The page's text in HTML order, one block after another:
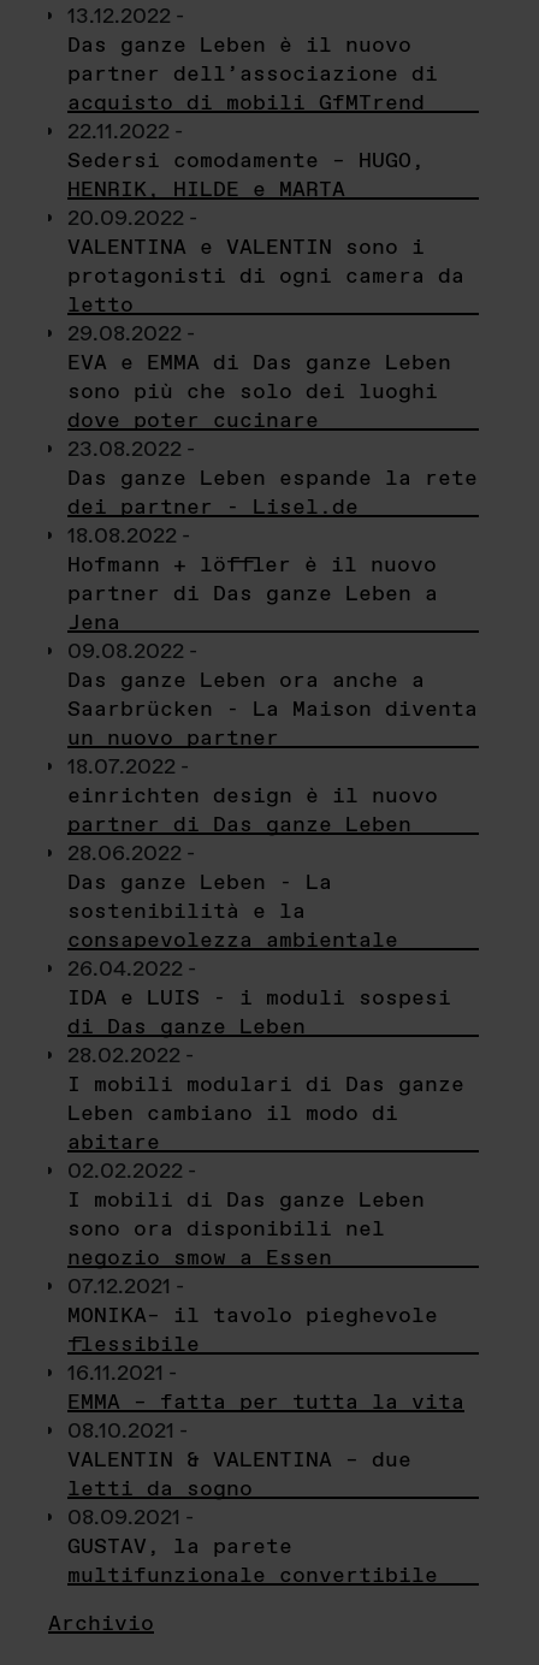
13.12.2022 -
Das ganze Leben è il nuovo
partner dell’associazione di
acquisto di mobili GfMTrend
22.11.2022 -
Sedersi comodamente – HUGO,
HENRIK, HILDE e MARTA
20.09.2022 -
VALENTINA e VALENTIN sono i
protagonisti di ogni camera da
letto
29.08.2022 -
EVA e EMMA di Das ganze Leben
sono più che solo dei luoghi
dove poter cucinare
23.08.2022 -
Das ganze Leben espande la rete
dei partner - Lisel.de
18.08.2022 -
Hofmann + löffler è il nuovo
partner di Das ganze Leben a
Jena
09.08.2022 -
Das ganze Leben ora anche a
Saarbrücken - La Maison diventa
un nuovo partner
18.07.2022 -
einrichten design è il nuovo
partner di Das ganze Leben
28.06.2022 -
Das ganze Leben - La
sostenibilità e la
consapevolezza ambientale
26.04.2022 -
IDA e LUIS - i moduli sospesi
di Das ganze Leben
28.02.2022 -
I mobili modulari di Das ganze
Leben cambiano il modo di
abitare
02.02.2022 -
I mobili di Das ganze Leben
sono ora disponibili nel
negozio smow a Essen
07.12.2021 -
MONIKA– il tavolo pieghevole
flessibile
16.11.2021 -
EMMA – fatta per tutta la vita
08.10.2021 -
VALENTIN & VALENTINA – due
letti da sogno
08.09.2021 -
GUSTAV, la parete
multifunzionale convertibile
Archivio